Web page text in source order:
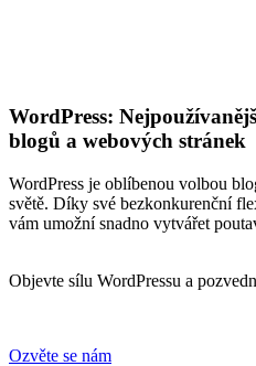
WordPress:
blogů a webových stránek
WordPress je oblíbenou volbou
světě. Díky své bezkonkurenční
vám umožní snadno vytvářet
Objevte sílu WordPressu a
Ozvěte se nám